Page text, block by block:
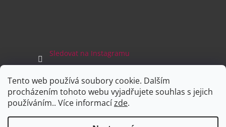
Tento web používá soubory cookie. Dalším
procházením tohoto webu vyjadřujete souhlas s jejich
používáním.. Více informacízde.
Sledovat na Instagramu
Facebook